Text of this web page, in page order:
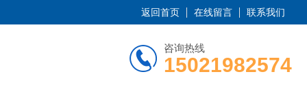
返回首页 在线留言 联系我们
咨询热线
15021982574